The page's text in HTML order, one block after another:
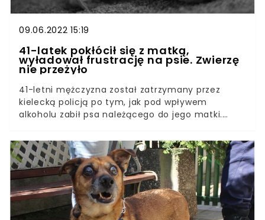
09.06.2022 15:19
41-latek pokłócił się z matką,
wyładował frustrację na psie. Zwierzę
nie przeżyło
41-letni mężczyzna został zatrzymany przez
kielecką policją po tym, jak pod wpływem
alkoholu zabił psa należącego do jego matki.
wykonane przez właścicielkę zwierzęcia.Jak
podaje kielecka policja, do makabrycznej zbrodni
doszło na terenie gminy Masłów. W minioną
niedzielę do dyżurnego komisariatu w osiedlu Na
Stoku zadzwoniła kobieta, która poinformowała,
że jej syn, będący pod wpływem alkoholu, zabił jej
psa.